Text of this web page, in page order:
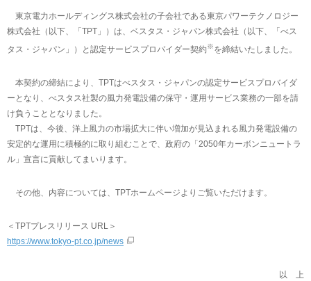
東京電力ホールディングス株式会社の子会社である東京パワーテクノロジー
株式会社（以下、「TPT」）は、ベスタス・ジャパン株式会社（以下、「べス
タス・ジャパン」）と認定サービスプロバイダー契約※を締結いたしました。
本契約の締結により、TPTはべスタス・ジャパンの認定サービスプロバイダ
ーとなり、べスタス社製の風力発電設備の保守・運用サービス業務の一部を請
け負うこととなりました。
TPTは、今後、洋上風力の市場拡大に伴い増加が見込まれる風力発電設備の
安定的な運用に積極的に取り組むことで、政府の「2050年カーボンニュートラ
ル」宣言に貢献してまいります。
その他、内容については、TPTホームページよりご覧いただけます。
＜TPTプレスリリース URL＞
https://www.tokyo-pt.co.jp/news
以 上